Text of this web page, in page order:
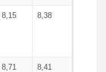
8,15 8,38
8,71 8,41